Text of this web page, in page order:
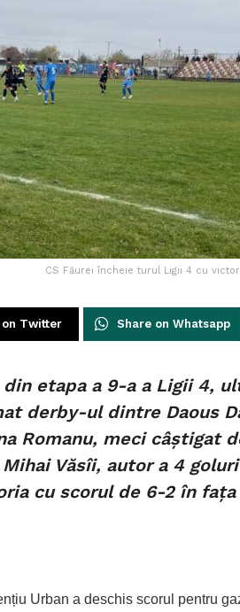
CS Făurei încheie turul Ligii 4 cu
on Twitter Share on Whatsapp
etapa a 9-a a Ligii 4,
derby-ul dintre Daous
Romanu, meci câștigat
Văsîi, autor a 4 goluri
cu scorul de 6-2 în fața
Urban a deschis scorul pentru